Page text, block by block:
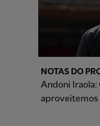
NOTAS DO
Andoni Iraola:
aproveitemos